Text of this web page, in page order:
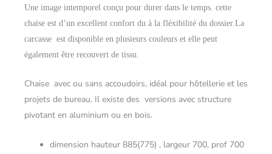
Une image intemporel conçu pour durer dans le temps. cette
chaise est d’un excellent confort du à la fléxibilité du dossier. La
carcasse est disponible en plusieurs couleurs et elle peut
également être recouvert de tissu.
Chaise avec ou sans accoudoirs, idéal pour hôtellerie et les
projets de bureau. Il existe des versions avec structure
pivotant en aluminium ou en bois.
dimension hauteur 885(775) , largeur 700, prof 700